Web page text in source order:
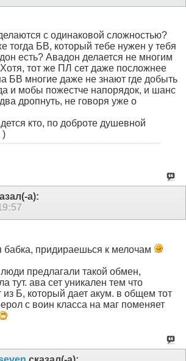
с одинаковой сложностью?
тогда БВ, который тебе нужен у тебя
есть? Авадон делается не многим
тот же ПЛ сет даже посложнее
БВ многие даже не знают где добыть
и мобы пожестче напорядок, и шанс
дропнуть, не говоря уже о
кто, по доброте душевной
)
а):
бабка, придираешься к мелочам
предлагали такой обмен,
тут. ава сет уникален тем что
из Б, который дает акум. в общем тот
с воин класса на маг поменяет